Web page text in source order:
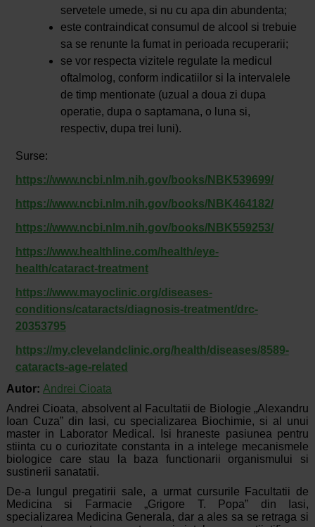
servetele umede, si nu cu apa din abundenta;
este contraindicat consumul de alcool si trebuie
sa se renunte la fumat in perioada recuperarii;
se vor respecta vizitele regulate la medicul
oftalmolog, conform indicatiilor si la intervalele
de timp mentionate (uzual a doua zi dupa
operatie, dupa o saptamana, o luna si,
respectiv, dupa trei luni).
Surse:
https://www.ncbi.nlm.nih.gov/books/NBK539699/
https://www.ncbi.nlm.nih.gov/books/NBK464182/
https://www.ncbi.nlm.nih.gov/books/NBK559253/
https://www.healthline.com/health/eye-
health/cataract-treatment
https://www.mayoclinic.org/diseases-
conditions/cataracts/diagnosis-treatment/drc-
20353795
https://my.clevelandclinic.org/health/diseases/8589-
cataracts-age-related
Autor: Andrei Cioata
Andrei Cioata, absolvent al Facultatii de Biologie „Alexandru
Ioan Cuza” din Iasi, cu specializarea Biochimie, si al unui
master in Laborator Medical. Isi hraneste pasiunea pentru
stiinta cu o curiozitate constanta in a intelege mecanismele
biologice care stau la baza functionarii organismului si
sustinerii sanatatii.
De-a lungul pregatirii sale, a urmat cursurile Facultatii de
Medicina si Farmacie „Grigore T. Popa” din Iasi,
specializarea Medicina Generala, dar a ales sa se retraga si